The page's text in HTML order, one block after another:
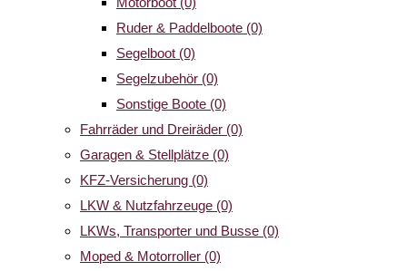
Ruder & Paddelboote (0)
Segelboot (0)
Segelzubehör (0)
Sonstige Boote (0)
Fahrräder und Dreiräder (0)
Garagen & Stellplätze (0)
KFZ-Versicherung (0)
LKW & Nutzfahrzeuge (0)
LKWs, Transporter und Busse (0)
Moped & Motorroller (0)